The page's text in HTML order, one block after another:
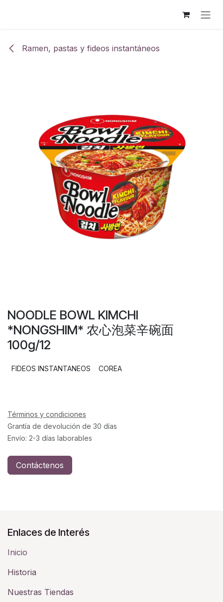
Ramen, pastas y fideos instantáneos
NOODLE BOWL KIMCHI
*NONGSHIM* 农心泡菜辛碗面
100g/12
FIDEOS INSTANTANEOS COREA
Términos y condiciones
Grantía de devolución de 30 días
Envío: 2-3 días laborables
Contáctenos
Enlaces de Interés
Inicio
Historia​
Nuestras Tiendas